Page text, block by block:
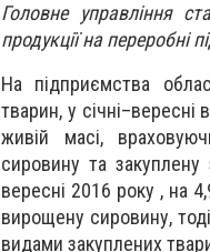
Головне управління
продукції на переробні
На підприємства
тварин, у січні–вересні
живій масі,
сировину та
вересні 2016 року , на
вирощену сировину,
видами закуплених